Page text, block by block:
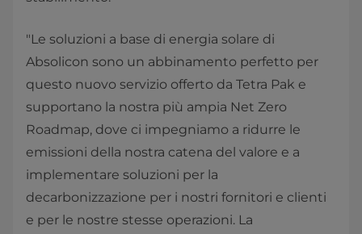
"Le soluzioni a base di energia solare di
Absolicon sono un abbinamento perfetto per
questo nuovo servizio offerto da Tetra Pak e
supportano la nostra più ampia Net Zero
Roadmap, dove ci impegniamo a ridurre le
emissioni della nostra catena del valore e a
implementare soluzioni per la
decarbonizzazione per i nostri fornitori e clienti
e per le nostre stesse operazioni. La